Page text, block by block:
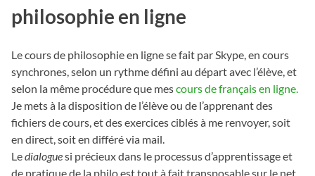
philosophie en ligne
Le cours de philosophie en ligne se fait par Skype, en cours
synchrones, selon un rythme défini au départ avec l’élève, et
selon la même procédure que mescours de français en ligne.
Je mets à la disposition de l’élève ou de l’apprenant des
fichiers de cours, et des exercices ciblés à me renvoyer, soit
en direct, soit en différé via mail.
Ledialoguesi précieux dans le processus d’apprentissage et
de pratique de la philo est tout à fait transposable sur le net,